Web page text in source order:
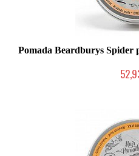
Pomada Beardburys Spider